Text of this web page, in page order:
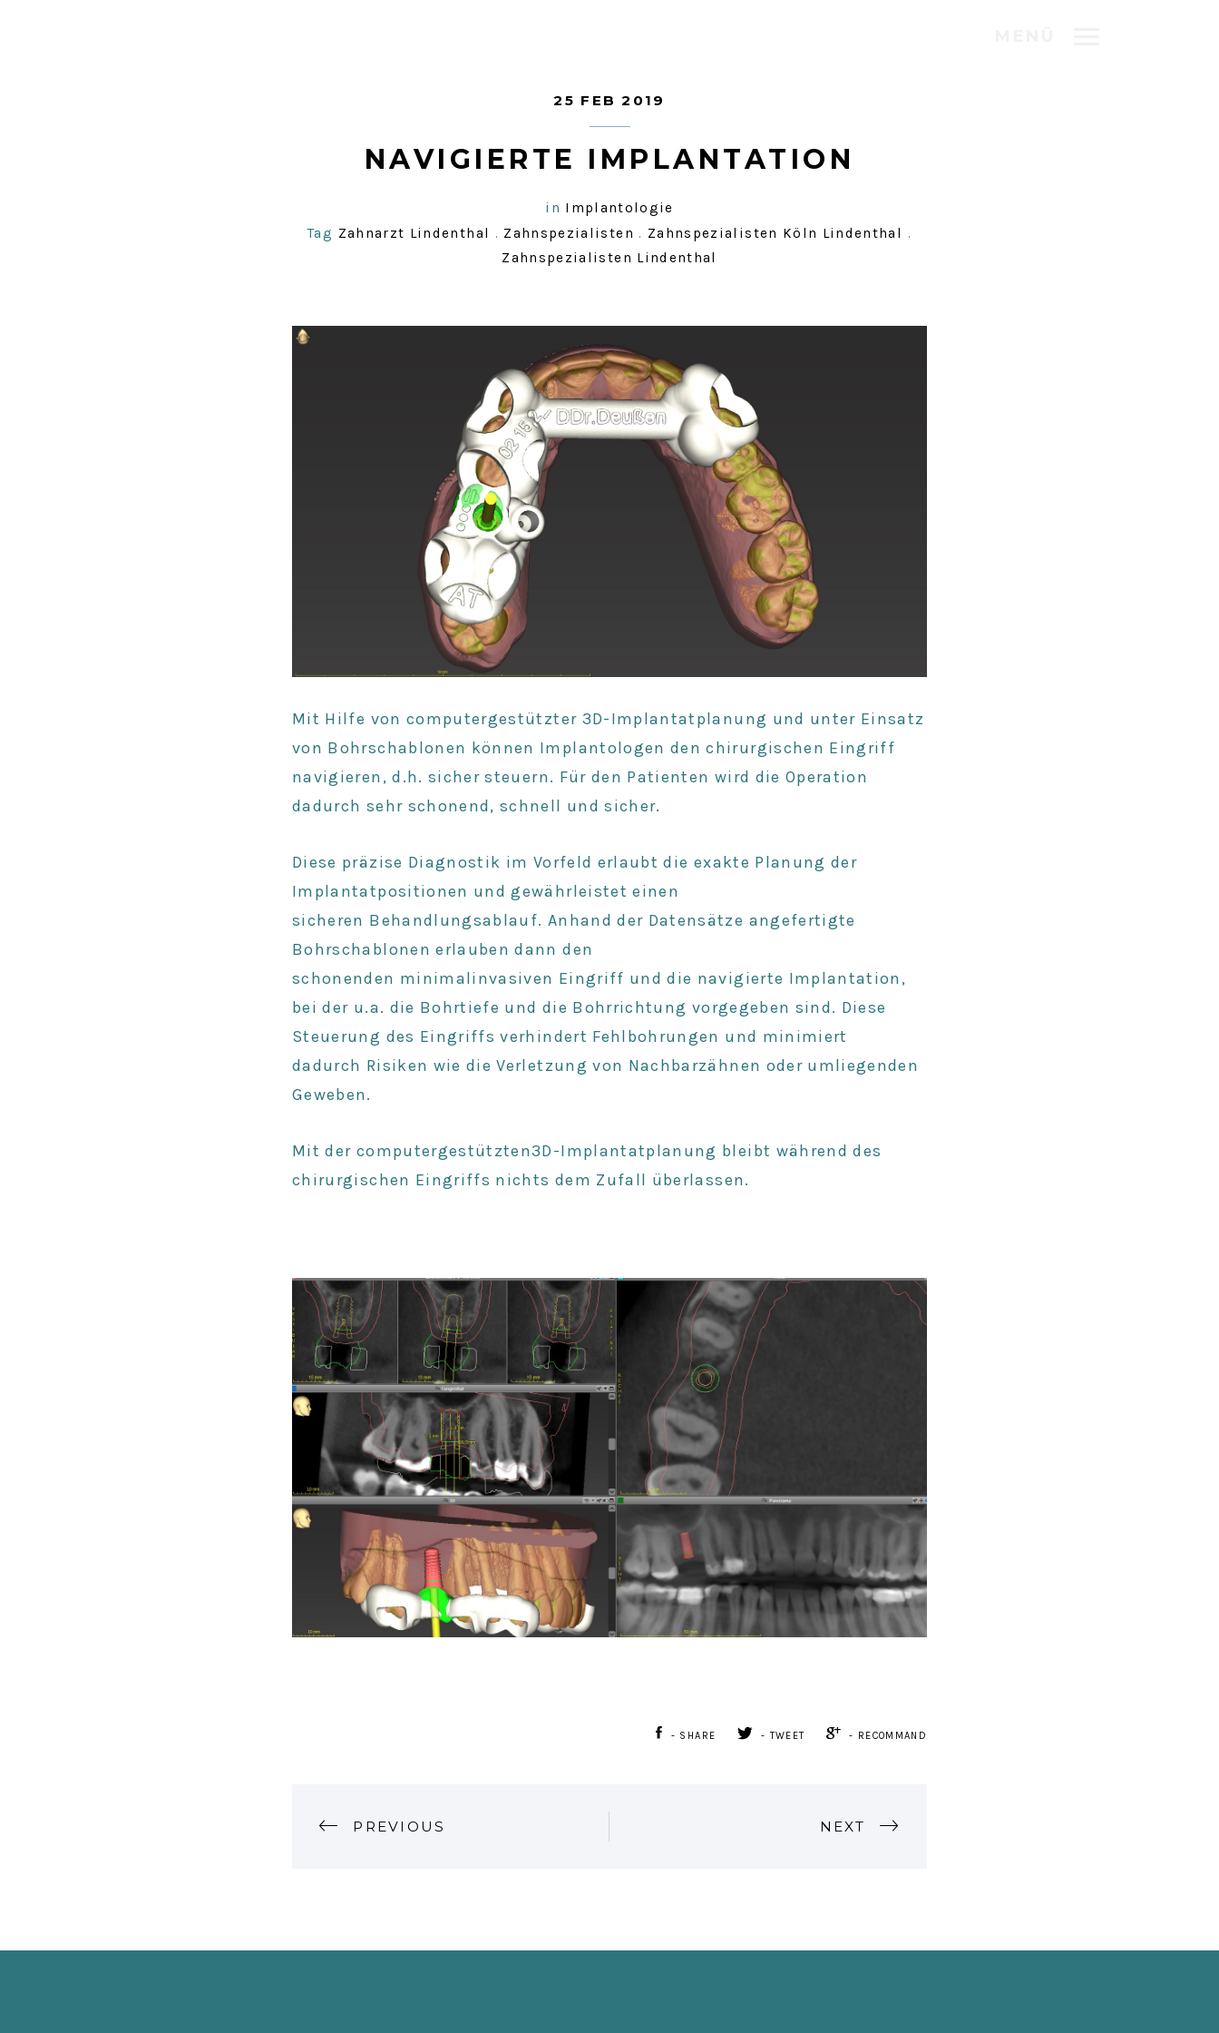
25 FEB 2019
NAVIGIERTE IMPLANTATION
in Implantologie
Tag Zahnarzt Lindenthal . Zahnspezialisten . Zahnspezialisten Köln Lindenthal .
Zahnspezialisten Lindenthal
Mit Hilfe von computergestützter 3D-Implantatplanung und unter Einsatz
von Bohrschablonen können Implantologen den chirurgischen Eingriff
navigieren, d.h. sicher steuern. Für den Patienten wird die Operation
dadurch sehr schonend, schnell und sicher.
Diese präzise Diagnostik im Vorfeld erlaubt die exakte Planung der
Implantatpositionen und gewährleistet einen
sicheren Behandlungsablauf. Anhand der Datensätze angefertigte
Bohrschablonen erlauben dann den
schonenden minimalinvasiven Eingriff und die navigierte Implantation,
bei der u.a. die Bohrtiefe und die Bohrrichtung vorgegeben sind. Diese
Steuerung des Eingriffs verhindert Fehlbohrungen und minimiert
dadurch Risiken wie die Verletzung von Nachbarzähnen oder umliegenden
Geweben.
Mit der computergestützten3D-Implantatplanung bleibt während des
chirurgischen Eingriffs nichts dem Zufall überlassen.
- SHARE - TWEET - RECOMMAND
P
T
PREVIOUS NEXT